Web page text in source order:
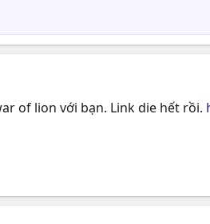
of lion với bạn. Link die hết rồi.